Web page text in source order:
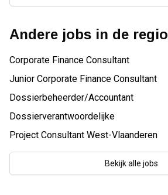
Andere jobs in de regio
Corporate Finance Consultant
Junior Corporate Finance Consultant
Dossierbeheerder/Accountant
Dossierverantwoordelijke
Project Consultant West-Vlaanderen
Bekijk alle jobs